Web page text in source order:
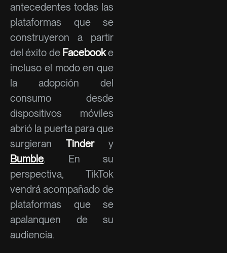
antecedentes todas las
plataformas que se
construyeron a partir
del éxito de Facebooke
incluso el modo en que
la adopción del
consumo desde
dispositivos móviles
abrió la puerta para que
surgieran Tindery
Bumble. En su
perspectiva, TikTok
vendrá acompañado de
plataformas que se
apalanquen de su
audiencia.